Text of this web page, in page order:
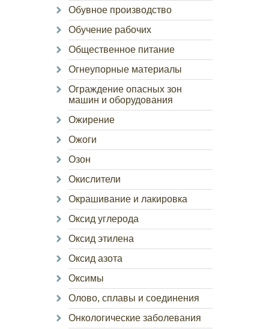
Обувное производство
Обучение рабочих
Общественное питание
Огнеупорные материалы
Ограждение опасных зон
машин и оборудования
Ожирение
Ожоги
Озон
Окислители
Окрашивание и лакировка
Оксид углерода
Оксид этилена
Оксид азота
Оксимы
Олово, сплавы и соединения
Онкологические заболевания